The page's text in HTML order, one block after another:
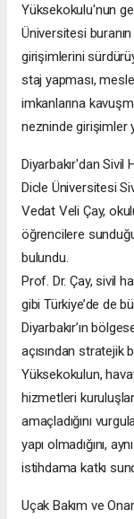
Yüksekokulu'nun
Üniversitesi
girişimlerini
staj yapması,
imkanlarına
nezninde girişimler
Diyarbakır'dan Sivil
Dicle Üniversitesi
Vedat Veli Çay,
öğrencilere
bulundu.
Prof. Dr. Çay, sivil
gibi Türkiye’de de
Diyarbakır’ın
açısından stratejik
Yüksekokulun,
hizmetleri
amaçladığını
yapı olmadığını,
istihdama katkı
Uçak Bakım ve